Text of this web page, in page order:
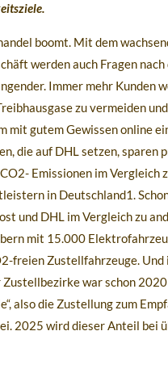
boomt. Mit dem
werden auch Fragen nach
Immer mehr Kunden
zu vermeiden
mit gutem Gewissen online
die auf DHL setzen, sparen
Emissionen im Vergleich
in Deutschland1.
und DHL im Vergleich zu
mit 15.000
freien Zustellfahrzeuge. Und
Zustellbezirke war schon
also die Zustellung zum
2025 wird dieser Anteil bei